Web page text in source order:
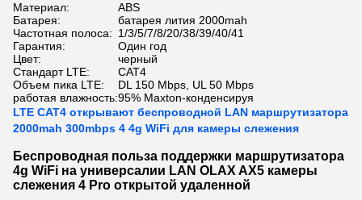
Материал:
ABS
Батарея:
батарея лития 2000mah
Частотная полоса: 1/3/5/7/8/20/38/39/40/41
Гарантия:
Один год
Цвет:
черный
Стандарт LTE:
CAT4
Объем пика LTE:
DL 150 Mbps, UL 50 Mbps
работая влажность:95% Maxton-конденсируя
LTE CAT4 открывают беспроводной LAN маршрутизатора
2000mah 300mbps 4 4g WiFi для камеры слежения
Беспроводная польза поддержки маршрутизатора
4g WiFi на универсалии LAN OLAX AX5 камеры
слежения 4 Pro открытой удаленной